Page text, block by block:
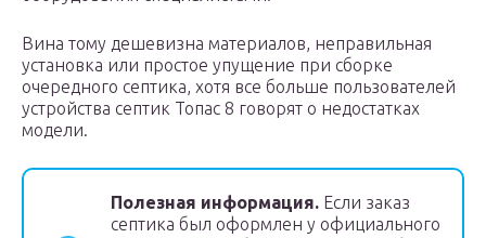
Вина тому дешевизна материалов, неправильная
установка или простое упущение при сборке
очередного септика, хотя все больше пользователей
устройства септик Топас 8 говорят о недостатках
модели.
Полезная информация. Если заказ
септика был оформлен у официального